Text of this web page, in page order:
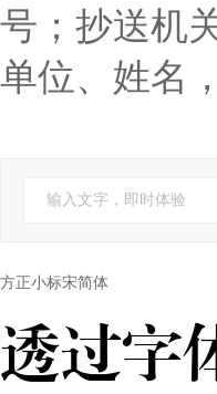
号；抄送机
单位、姓名
输入文字，即时体验
方正小标宋简体
透过字